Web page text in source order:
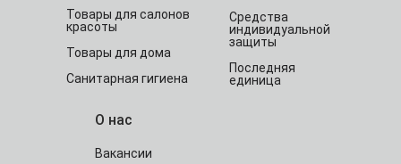
Товары для салонов
красоты
Товары для дома
Санитарная гигиена
Средства
индивидуальной
защиты
Последняя
единица
О нас
Вакансии